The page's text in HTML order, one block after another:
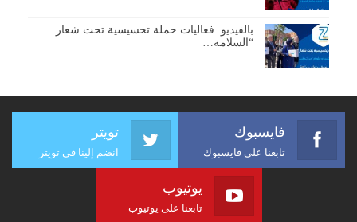
بالفيديو..فعاليات حملة تحسيسية تحت شعار
“السلامة…
فايسبوك
تابعنا على فايسبوك
تويتر
انضم إلينا في تويتر
يوتيوب
تابعنا على يوتيوب